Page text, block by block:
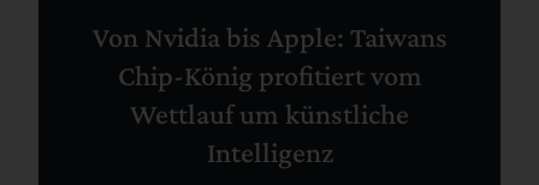
Von Nvidia bis Apple: Taiwans
Chip-König profitiert vom
Wettlauf um künstliche
Intelligenz